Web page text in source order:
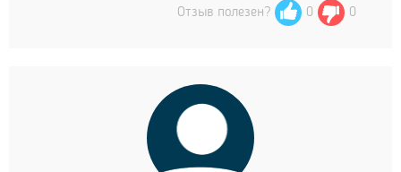
Отзыв полезен? 0 0